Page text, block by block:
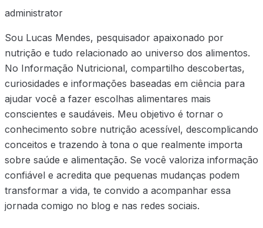
administrator
Sou Lucas Mendes, pesquisador apaixonado por
nutrição e tudo relacionado ao universo dos alimentos.
No Informação Nutricional, compartilho descobertas,
curiosidades e informações baseadas em ciência para
ajudar você a fazer escolhas alimentares mais
conscientes e saudáveis. Meu objetivo é tornar o
conhecimento sobre nutrição acessível, descomplicando
conceitos e trazendo à tona o que realmente importa
sobre saúde e alimentação. Se você valoriza informação
confiável e acredita que pequenas mudanças podem
transformar a vida, te convido a acompanhar essa
jornada comigo no blog e nas redes sociais.